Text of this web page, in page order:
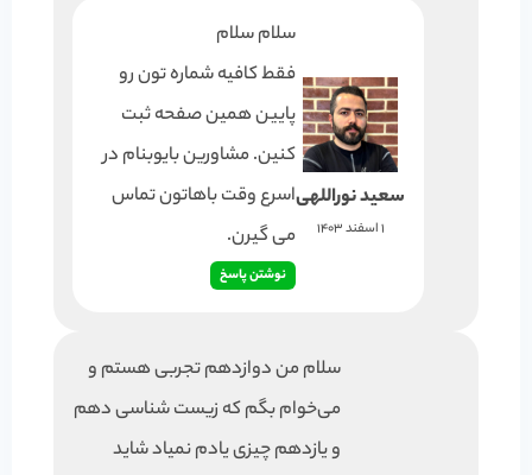
سعید نوراللهی
1 اسفند 1403
سلام سلام
فقط کافیه شماره تون رو
پایین همین صفحه ثبت
کنین. مشاورین بایوبنام در
اسرع وقت باهاتون تماس
می گیرن.
نوشتن پاسخ
سلام من دوازدهم تجربی هستم و
می‌خوام بگم که زیست شناسی دهم
و یازدهم چیزی یادم نمیاد شاید